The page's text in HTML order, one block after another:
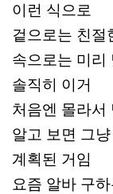
이런 식으로
겉으로는 친절
속으로는 미리
솔직히 이거
처음엔 몰라서
알고 보면 그냥
계획된 거임
요즘 알바 구